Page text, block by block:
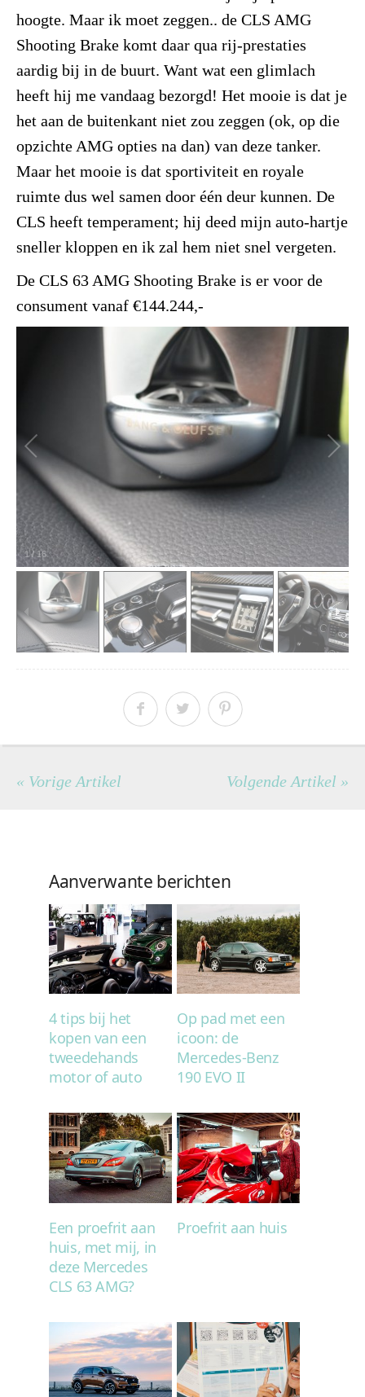
hoogte. Maar ik moet zeggen.. de CLS AMG
Shooting Brake komt daar qua rij-prestaties
aardig bij in de buurt. Want wat een glimlach
heeft hij me vandaag bezorgd! Het mooie is dat je
het aan de buitenkant niet zou zeggen (ok, op die
opzichte AMG opties na dan) van deze tanker.
Maar het mooie is dat sportiviteit en royale
ruimte dus wel samen door één deur kunnen. De
CLS heeft temperament; hij deed mijn auto-hartje
sneller kloppen en ik zal hem niet snel vergeten.
De CLS 63 AMG Shooting Brake is er voor de
consument vanaf €144.244,-
1/ 16
« Vorige Artikel Volgende Artikel »
Aanverwante berichten
4 tips bij het
kopen van een
tweedehands
motor of auto
Op pad met een
icoon: de
Mercedes-Benz
190 EVO II
Een proefrit aan
huis, met mij, in
deze Mercedes
CLS 63 AMG?
Proefrit aan huis